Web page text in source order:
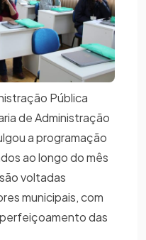
Pública
de Administração
a programação
ao longo do mês
voltadas
municipais, com
das